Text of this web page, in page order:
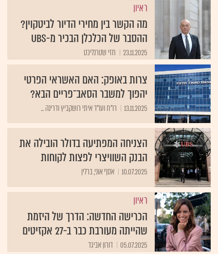
ראיון
מה הקשר בין מחירי הדיור לביטקוין?
ההסבר של הכלכלן הבכיר מ-UBS
23.11.2025 חזי שטרנליכט
צרות באופק: האם האשראי הפרטי
יהפוך למשבר הסאב־פריים הבא?
13.11.2025 רו"ח ועו"ד איתי רושקביץ ודרינה ...
הצניחה המפתיעה בדולר הובילה את
הבנק השוויצרי לפצות לקוחות
10.07.2025 אסף אוני, ברלין
ראיון
הכרישה החדשה: הדרך של היזמת
שהייתה מעורבת כבר ב-27 אקזיטים
05.07.2025 דורון אביגד